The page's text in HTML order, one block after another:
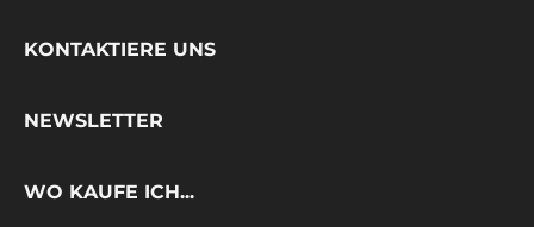
Footer
KONTAKTIERE UNS
NEWSLETTER
WO KAUFE ICH...